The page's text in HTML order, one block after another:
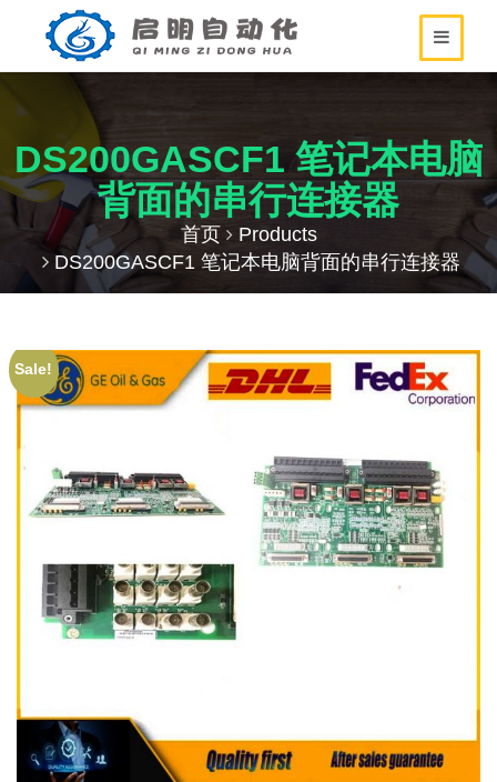
DS200GASCF1 笔记本电脑
背面的串行连接器
首页
Products
DS200GASCF1 笔记本电脑背面的串行连接器
Sale!